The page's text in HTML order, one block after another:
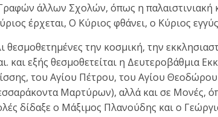
άλλων Σχολών, όπως η παλαιστινιακή
έρχεται, Ο Κύριος φθάνει, ο Κύριος
την κοσμική, την
και εξής θεσμοθετείται η Δευτεροβάθμια
του Αγίου Πέτρου, του Αγίου
Μαρτύρων), αλλά και σε Μονές,
δίδαξε ο Μάξιμος Πλανούδης και ο